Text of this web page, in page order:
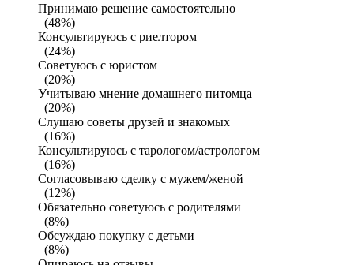
Принимаю решение самостоятельно
(48%)
Консультируюсь с риелтором
(24%)
Советуюсь с юристом
(20%)
Учитываю мнение домашнего питомца
(20%)
Слушаю советы друзей и знакомых
(16%)
Консультируюсь с тарологом/астрологом
(16%)
Согласовываю сделку с мужем/женой
(12%)
Обязательно советуюсь с родителями
(8%)
Обсуждаю покупку с детьми
(8%)